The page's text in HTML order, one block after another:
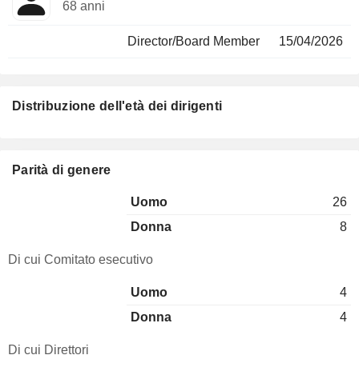
68 anni
Director/Board Member 15/04/2026
Distribuzione dell'età dei dirigenti
Parità di genere
Uomo
26
Donna
8
Di cui Comitato esecutivo
Uomo
4
Donna
4
Di cui Direttori